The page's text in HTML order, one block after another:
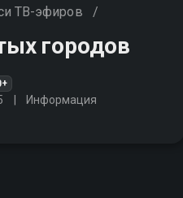
ТВ-эфиров /
городов
Информация